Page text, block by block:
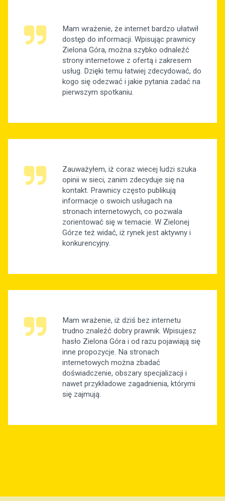
Mam wrażenie, że internet bardzo ułatwił
dostęp do informacji. Wpisując prawnicy
Zielona Góra, można szybko odnaleźć
strony internetowe z ofertą i zakresem
usług. Dzięki temu łatwiej zdecydować, do
kogo się odezwać i jakie pytania zadać na
pierwszym spotkaniu.
Zauważyłem, iż coraz wiecej ludzi szuka
opinii w sieci, zanim zdecyduje się na
kontakt. Prawnicy często publikują
informacje o swoich usługach na
stronach internetowych, co pozwala
zorientować się w temacie. W Zielonej
Górze też widać, iż rynek jest aktywny i
konkurencyjny.
Mam wrażenie, iż dziś bez internetu
trudno znaleźć dobry prawnik. Wpisujesz
hasło Zielona Góra i od razu pojawiają się
inne propozycje. Na stronach
internetowych można zbadać
doświadczenie, obszary specjalizacji i
nawet przykładowe zagadnienia, którymi
się zajmują.